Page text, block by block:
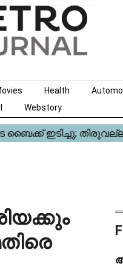
Health
Webstory